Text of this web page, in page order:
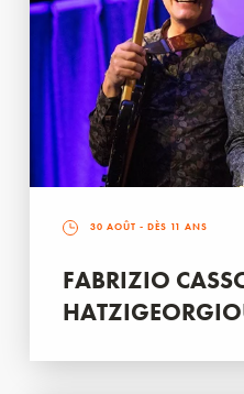
30 AOÛT - DÈS 11 ANS
FABRIZIO